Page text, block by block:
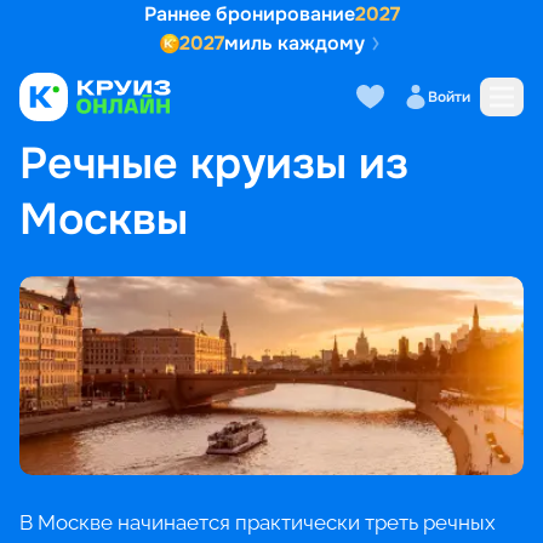
Раннее бронирование2027
2027миль каждому
Войти
ГЛАВНАЯ • ПОПУЛЯРНЫЕ НАПРАВЛЕНИЯ
РЕЧНЫЕ КРУИЗЫ ИЗ МОСКВЫ
Речные круизы из
Москвы
В Москве начинается практически треть речных